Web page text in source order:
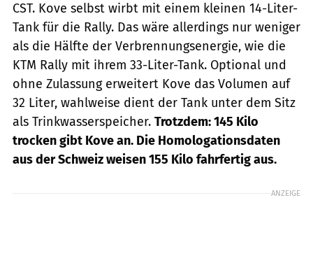
CST. Kove selbst wirbt mit einem kleinen 14-Liter-
Tank für die Rally. Das wäre allerdings nur weniger
als die Hälfte der Verbrennungsenergie, wie die
KTM Rally mit ihrem 33-Liter-Tank. Optional und
ohne Zulassung erweitert Kove das Volumen auf
32 Liter, wahlweise dient der Tank unter dem Sitz
als Trinkwasserspeicher. Trotzdem: 145 Kilo
trocken gibt Kove an. Die Homologationsdaten
aus der Schweiz weisen 155 Kilo fahrfertig aus.
ANZEIGE